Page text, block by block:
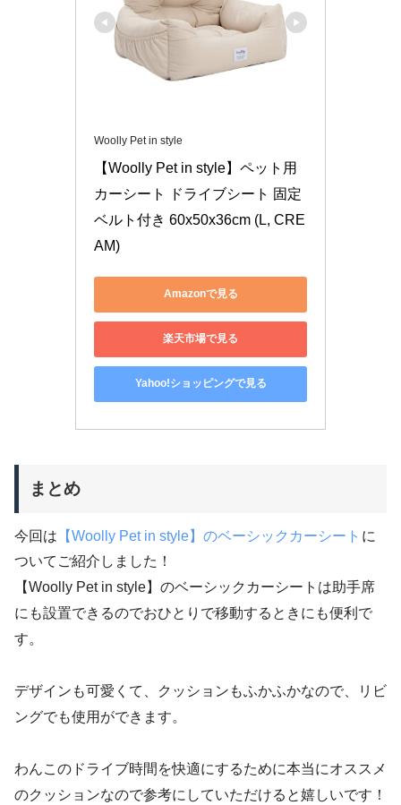
Woolly Pet in style
【Woolly Pet in style】ペット用
カーシート ドライブシート 固定
ベルト付き 60x50x36cm (L, CRE
AM)
Amazonで見る
楽天市場で見る
Yahoo!ショッピングで見る
まとめ
今回は 【Woolly Pet in style】のベーシックカーシート に
ついてご紹介しました！
【Woolly Pet in style】のベーシックカーシートは助手席
にも設置できるのでおひとりで移動するときにも便利で
す。
デザインも可愛くて、クッションもふかふかなので、リビ
ングでも使用ができます。
わんこのドライブ時間を快適にするために本当にオススメ
のクッションなので参考にしていただけると嬉しいです！